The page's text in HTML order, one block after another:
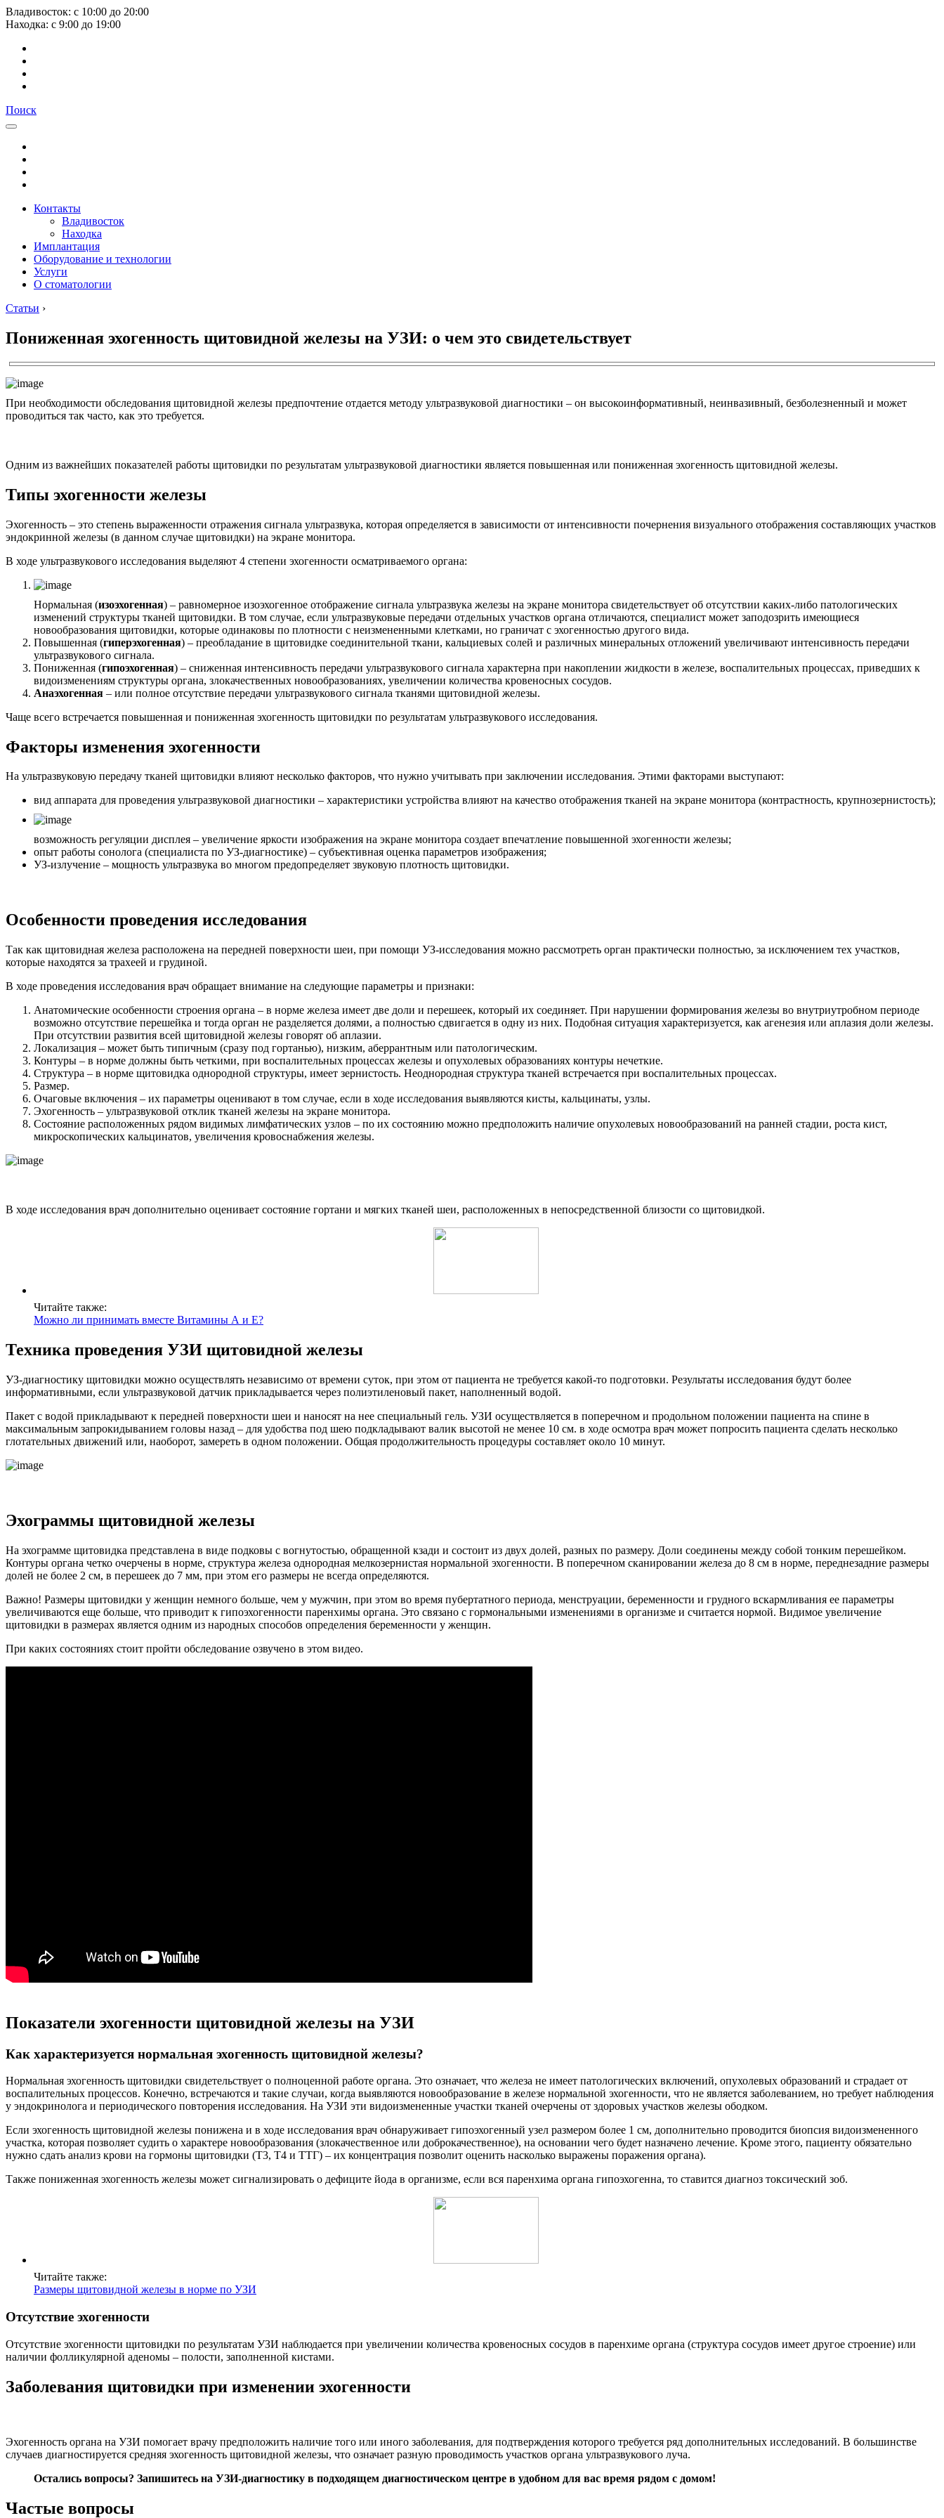
Владивосток: с 10:00 до 20:00
Находка: с 9:00 до 19:00
Поиск
Контакты
Владивосток
Находка
Имплантация
Оборудование и технологии
Услуги
О стоматологии
Статьи ›
Пониженная эхогенность щитовидной железы на УЗИ: о чем это свидетельствует
При необходимости обследования щитовидной железы предпочтение отдается методу ультразвуковой диагностики – он высокоинформативный, неинвазивный, безболезненный и может
проводиться так часто, как это требуется.
Одним из важнейших показателей работы щитовидки по результатам ультразвуковой диагностики является повышенная или пониженная эхогенность щитовидной железы.
Типы эхогенности железы
Эхогенность – это степень выраженности отражения сигнала ультразвука, которая определяется в зависимости от интенсивности почернения визуального отображения составляющих участков
эндокринной железы (в данном случае щитовидки) на экране монитора.
В ходе ультразвукового исследования выделяют 4 степени эхогенности осматриваемого органа:
Нормальная (изоэхогенная) – равномерное изоэхогенное отображение сигнала ультразвука железы на экране монитора свидетельствует об отсутствии каких-либо патологических
изменений структуры тканей щитовидки. В том случае, если ультразвуковые передачи отдельных участков органа отличаются, специалист может заподозрить имеющиеся
новообразования щитовидки, которые одинаковы по плотности с неизмененными клетками, но граничат с эхогенностью другого вида.
Повышенная (гиперэхогенная) – преобладание в щитовидке соединительной ткани, кальциевых солей и различных минеральных отложений увеличивают интенсивность передачи
ультразвукового сигнала.
Пониженная (гипоэхогенная) – сниженная интенсивность передачи ультразвукового сигнала характерна при накоплении жидкости в железе, воспалительных процессах, приведших к
видоизменениям структуры органа, злокачественных новообразованиях, увеличении количества кровеносных сосудов.
Анаэхогенная – или полное отсутствие передачи ультразвукового сигнала тканями щитовидной железы.
Чаще всего встречается повышенная и пониженная эхогенность щитовидки по результатам ультразвукового исследования.
Факторы изменения эхогенности
На ультразвуковую передачу тканей щитовидки влияют несколько факторов, что нужно учитывать при заключении исследования. Этими факторами выступают:
вид аппарата для проведения ультразвуковой диагностики – характеристики устройства влияют на качество отображения тканей на экране монитора (контрастность, крупнозернистость);
возможность регуляции дисплея – увеличение яркости изображения на экране монитора создает впечатление повышенной эхогенности железы;
опыт работы сонолога (специалиста по УЗ-диагностике) – субъективная оценка параметров изображения;
УЗ-излучение – мощность ультразвука во многом предопределяет звуковую плотность щитовидки.
Особенности проведения исследования
Так как щитовидная железа расположена на передней поверхности шеи, при помощи УЗ-исследования можно рассмотреть орган практически полностью, за исключением тех участков,
которые находятся за трахеей и грудиной.
В ходе проведения исследования врач обращает внимание на следующие параметры и признаки:
Анатомические особенности строения органа – в норме железа имеет две доли и перешеек, который их соединяет. При нарушении формирования железы во внутриутробном периоде
возможно отсутствие перешейка и тогда орган не разделяется долями, а полностью сдвигается в одну из них. Подобная ситуация характеризуется, как агенезия или аплазия доли железы.
При отсутствии развития всей щитовидной железы говорят об аплазии.
Локализация – может быть типичным (сразу под гортанью), низким, аберрантным или патологическим.
Контуры – в норме должны быть четкими, при воспалительных процессах железы и опухолевых образованиях контуры нечеткие.
Структура – в норме щитовидка однородной структуры, имеет зернистость. Неоднородная структура тканей встречается при воспалительных процессах.
Размер.
Очаговые включения – их параметры оценивают в том случае, если в ходе исследования выявляются кисты, кальцинаты, узлы.
Эхогенность – ультразвуковой отклик тканей железы на экране монитора.
Состояние расположенных рядом видимых лимфатических узлов – по их состоянию можно предположить наличие опухолевых новообразований на ранней стадии, роста кист,
микроскопических кальцинатов, увеличения кровоснабжения железы.
В ходе исследования врач дополнительно оценивает состояние гортани и мягких тканей шеи, расположенных в непосредственной близости со щитовидкой.
Читайте также:
Можно ли принимать вместе Витамины А и Е?
Техника проведения УЗИ щитовидной железы
УЗ-диагностику щитовидки можно осуществлять независимо от времени суток, при этом от пациента не требуется какой-то подготовки. Результаты исследования будут более
информативными, если ультразвуковой датчик прикладывается через полиэтиленовый пакет, наполненный водой.
Пакет с водой прикладывают к передней поверхности шеи и наносят на нее специальный гель. УЗИ осуществляется в поперечном и продольном положении пациента на спине в
максимальным запрокидыванием головы назад – для удобства под шею подкладывают валик высотой не менее 10 см. в ходе осмотра врач может попросить пациента сделать несколько
глотательных движений или, наоборот, замереть в одном положении. Общая продолжительность процедуры составляет около 10 минут.
Эхограммы щитовидной железы
На эхограмме щитовидка представлена в виде подковы с вогнутостью, обращенной кзади и состоит из двух долей, разных по размеру. Доли соединены между собой тонким перешейком.
Контуры органа четко очерчены в норме, структура железа однородная мелкозернистая нормальной эхогенности. В поперечном сканировании железа до 8 см в норме, переднезадние размеры
долей не более 2 см, в перешеек до 7 мм, при этом его размеры не всегда определяются.
Важно! Размеры щитовидки у женщин немного больше, чем у мужчин, при этом во время пубертатного периода, менструации, беременности и грудного вскармливания ее параметры
увеличиваются еще больше, что приводит к гипоэхогенности паренхимы органа. Это связано с гормональными изменениями в организме и считается нормой. Видимое увеличение
щитовидки в размерах является одним из народных способов определения беременности у женщин.
При каких состояниях стоит пройти обследование озвучено в этом видео.
Показатели эхогенности щитовидной железы на УЗИ
Как характеризуется нормальная эхогенность щитовидной железы?
Нормальная эхогенность щитовидки свидетельствует о полноценной работе органа. Это означает, что железа не имеет патологических включений, опухолевых образований и страдает от
воспалительных процессов. Конечно, встречаются и такие случаи, когда выявляются новообразование в железе нормальной эхогенности, что не является заболеванием, но требует наблюдения
у эндокринолога и периодического повторения исследования. На УЗИ эти видоизмененные участки тканей очерчены от здоровых участков железы ободком.
Если эхогенность щитовидной железы понижена и в ходе исследования врач обнаруживает гипоэхогенный узел размером более 1 см, дополнительно проводится биопсия видоизмененного
участка, которая позволяет судить о характере новообразования (злокачественное или доброкачественное), на основании чего будет назначено лечение. Кроме этого, пациенту обязательно
нужно сдать анализ крови на гормоны щитовидки (Т3, Т4 и ТТГ) – их концентрация позволит оценить насколько выражены поражения органа).
Также пониженная эхогенность железы может сигнализировать о дефиците йода в организме, если вся паренхима органа гипоэхогенна, то ставится диагноз токсический зоб.
Читайте также:
Размеры щитовидной железы в норме по УЗИ
Отсутствие эхогенности
Отсутствие эхогенности щитовидки по результатам УЗИ наблюдается при увеличении количества кровеносных сосудов в паренхиме органа (структура сосудов имеет другое строение) или
наличии фолликулярной аденомы – полости, заполненной кистами.
Заболевания щитовидки при изменении эхогенности
Эхогенность органа на УЗИ помогает врачу предположить наличие того или иного заболевания, для подтверждения которого требуется ряд дополнительных исследований. В большинстве
случаев диагностируется средняя эхогенность щитовидной железы, что означает разную проводимость участков органа ультразвукового луча.
Остались вопросы? Запишитесь на УЗИ-диагностику в подходящем диагностическом центре в удобном для вас время рядом с домом!
Частые вопросы